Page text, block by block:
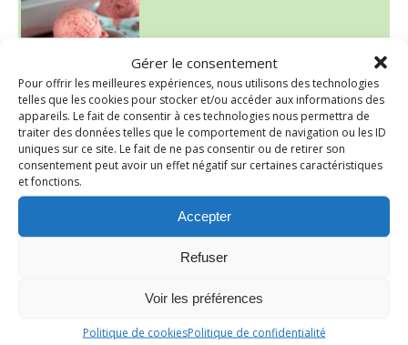
Gérer le consentement
Pour offrir les meilleures expériences, nous utilisons des technologies
telles que les cookies pour stocker et/ou accéder aux informations des
appareils. Le fait de consentir à ces technologies nous permettra de
traiter des données telles que le comportement de navigation ou les ID
uniques sur ce site. Le fait de ne pas consentir ou de retirer son
consentement peut avoir un effet négatif sur certaines caractéristiques
et fonctions.
Accepter
Refuser
Voir les préférences
Politique de cookiesPolitique de confidentialité